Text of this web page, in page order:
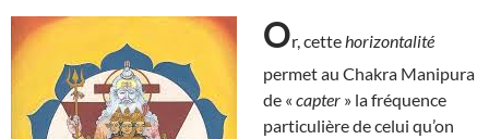
Or, cette horizontalité
permet au Chakra Manipura
de « capter » la fréquence
particulière de celui qu’on